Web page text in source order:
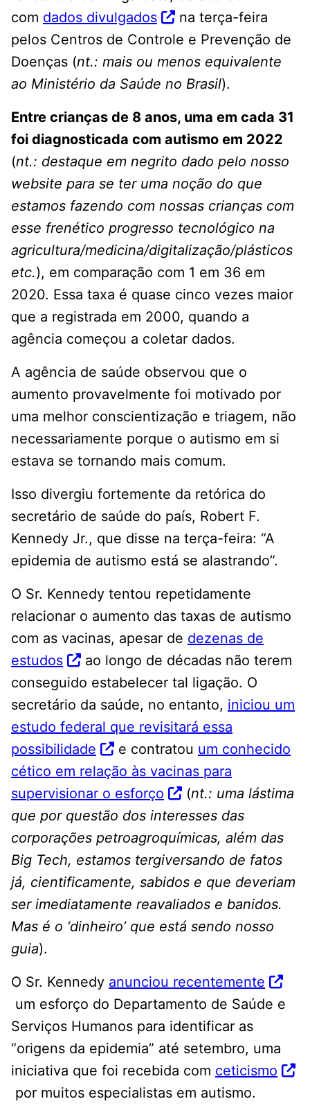
com dados divulgados
na terça-feira
pelos Centros de Controle e Prevenção de
Doenças (nt.: mais ou menos equivalente
ao Ministério da Saúde no Brasil).
Entre crianças de 8 anos, uma em cada 31
foi diagnosticada com autismo em 2022
(nt.: destaque em negrito dado pelo nosso
website para se ter uma noção do que
estamos fazendo com nossas crianças com
esse frenético progresso tecnológico na
agricultura/medicina/digitalização/plásticos
etc.), em comparação com 1 em 36 em
2020. Essa taxa é quase cinco vezes maior
que a registrada em 2000, quando a
agência começou a coletar dados.
A agência de saúde observou que o
aumento provavelmente foi motivado por
uma melhor conscientização e triagem, não
necessariamente porque o autismo em si
estava se tornando mais comum.
Isso divergiu fortemente da retórica do
secretário de saúde do país, Robert F.
Kennedy Jr., que disse na terça-feira: “A
epidemia de autismo está se alastrando”.
O Sr. Kennedy tentou repetidamente
relacionar o aumento das taxas de autismo
com as vacinas, apesar de dezenas de
estudos
ao longo de décadas não terem
conseguido estabelecer tal ligação. O
secretário da saúde, no entanto, iniciou um
estudo federal que revisitará essa
possibilidade
e contratou um conhecido
cético em relação às vacinas para
supervisionar o esforço
(nt.: uma lástima
que por questão dos interesses das
corporações petroagroquímicas, além das
Big Tech, estamos tergiversando de fatos
já, cientificamente, sabidos e que deveriam
ser imediatamente reavaliados e banidos.
Mas é o ‘dinheiro’ que está sendo nosso
guia).
O Sr. Kennedy anunciou recentemente
um esforço do Departamento de Saúde e
Serviços Humanos para identificar as
“origens da epidemia” até setembro, uma
iniciativa que foi recebida com ceticismo
por muitos especialistas em autismo.